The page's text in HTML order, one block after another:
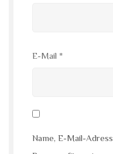
E-Mail *
Name, E-Mail-